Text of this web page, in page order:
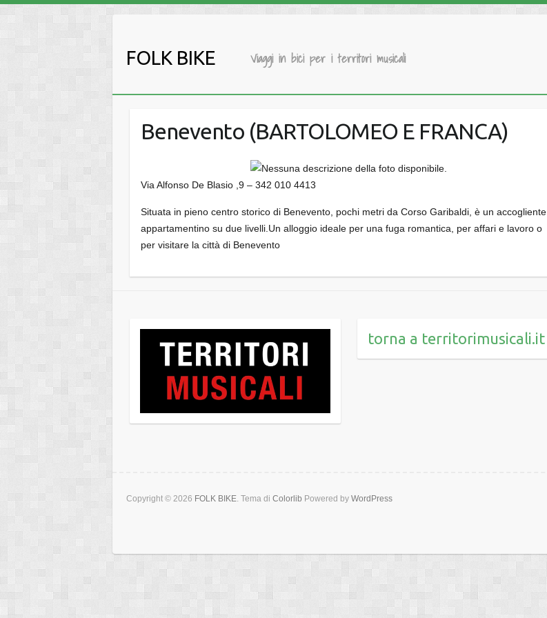
contenuto
FOLK BIKE Viaggi in bici per i territori musicali
Benevento (BARTOLOMEO E FRANCA)
Via Alfonso De Blasio ,9 – 342 010 4413
Situata in pieno centro storico di Benevento, pochi metri da Corso Garibaldi, è un accogliente
appartamentino su due livelli.Un alloggio ideale per una fuga romantica, per affari e lavoro o
per visitare la città di Benevento
torna a territorimusicali.it
Copyright © 2026 FOLK BIKE. Tema di Colorlib Powered by WordPress